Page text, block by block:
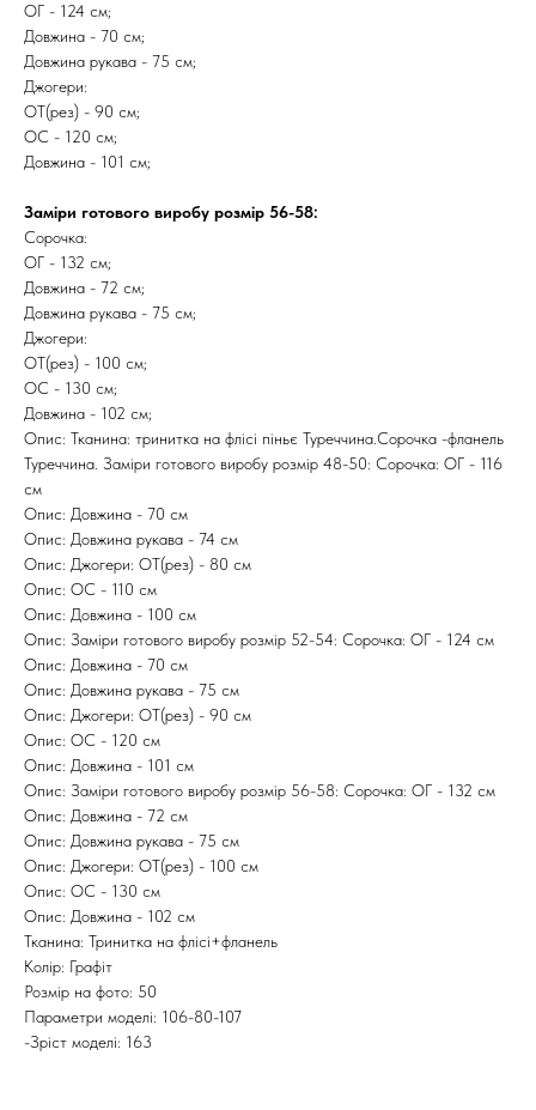
ОГ - 124 см;
Довжина - 70 см;
Довжина рукава - 75 см;
Джогери:
ОТ(рез) - 90 см;
ОС - 120 см;
Довжина - 101 см;
Заміри готового виробу розмір 56-58:
Сорочка:
ОГ - 132 см;
Довжина - 72 см;
Довжина рукава - 75 см;
Джогери:
ОТ(рез) - 100 см;
ОС - 130 см;
Довжина - 102 см;
Опис: Тканина: тринитка на флісі піньє Туреччина.Сорочка -фланель
Туреччина. Заміри готового виробу розмір 48-50: Сорочка: ОГ - 116
см
Опис: Довжина - 70 см
Опис: Довжина рукава - 74 см
Опис: Джогери: ОТ(рез) - 80 см
Опис: ОС - 110 см
Опис: Довжина - 100 см
Опис: Заміри готового виробу розмір 52-54: Сорочка: ОГ - 124 см
Опис: Довжина - 70 см
Опис: Довжина рукава - 75 см
Опис: Джогери: ОТ(рез) - 90 см
Опис: ОС - 120 см
Опис: Довжина - 101 см
Опис: Заміри готового виробу розмір 56-58: Сорочка: ОГ - 132 см
Опис: Довжина - 72 см
Опис: Довжина рукава - 75 см
Опис: Джогери: ОТ(рез) - 100 см
Опис: ОС - 130 см
Опис: Довжина - 102 см
Тканина: Тринитка на флісі+фланель
Колір: Графіт
Розмір на фото: 50
Параметри моделі: 106-80-107
-Зріст моделі: 163